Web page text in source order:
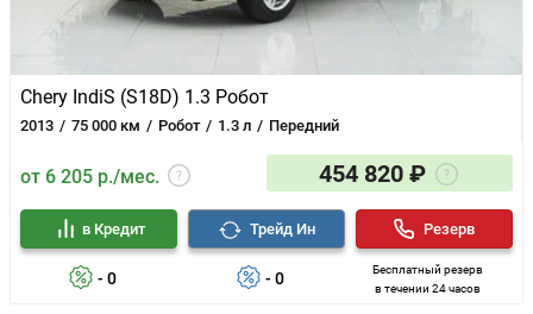
Chery IndiS (S18D) 1.3 Робот
2013 75 000 км Робот 1.3 л Передний
от 6 205 р./мес. 454 820 ₽
- 0
в Кредит
- 0
Трейд Ин
Бесплатный резерв
в течении 24 часов
Резерв